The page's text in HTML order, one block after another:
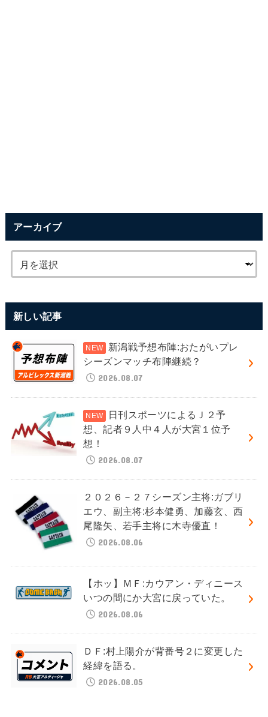
アーカイブ
新しい記事
新潟戦予想布陣:おたがいプレ
シーズンマッチ布陣継続？
2026.08.07
日刊スポーツによるＪ２予
想、記者９人中４人が大宮１位予
想！
2026.08.07
２０２６－２７シーズン主将:ガブリ
エウ、副主将:杉本健勇、加藤玄、西
尾隆矢、若手主将に木寺優直！
2026.08.06
【ホッ】ＭＦ:カウアン・ディニース
いつの間にか大宮に戻っていた。
2026.08.06
ＤＦ:村上陽介が背番号２に変更した
経緯を語る。
2026.08.05